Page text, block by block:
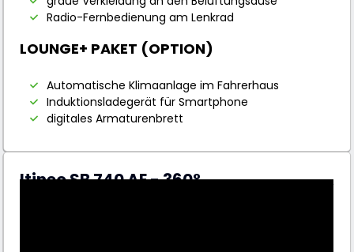
Radio-Fernbedienung am Lenkrad
LOUNGE+ PAKET (OPTION)
Automatische Klimaanlage im Fahrerhaus
Induktionsladegerät für Smartphone
digitales Armaturenbrett
Itineo SB 740 AE - 360°